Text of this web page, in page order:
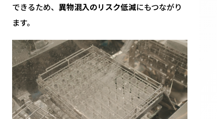
できるため、 異物混入のリスク低減にもつながり
ます。